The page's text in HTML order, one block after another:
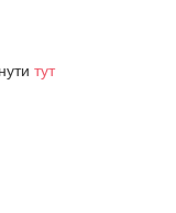
тут